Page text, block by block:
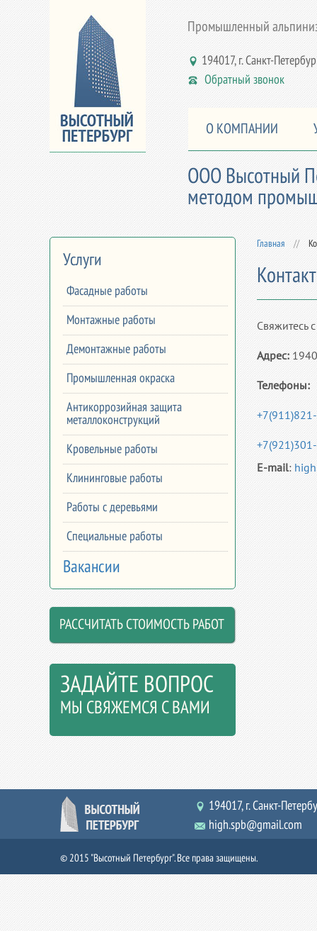
Промышленный
194017, г. Санкт-
Обратный звонок
О КОМПАНИИ
ООО Высотный
методом
Услуги
Фасадные работы
Монтажные работы
Демонтажные работы
Промышленная окраска
Антикоррозийная защита
металлоконструкций
Кровельные работы
Клининговые работы
Работы с деревьями
Специальные работы
Вакансии
РАССЧИТАТЬ СТОИМОСТЬ РАБОТ
ЗАДАЙТЕ ВОПРОС
МЫ СВЯЖЕМСЯ С ВАМИ
Главная //
Свяжитесь
Адрес:
Телефоны:
E-mail:
194017, г. Санкт-
high.spb@gmail.com
© 2015 "Высотный Петербург". Все права защищены.